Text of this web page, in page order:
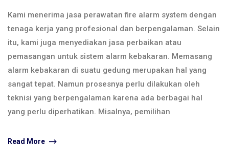
Kami menerima jasa perawatan fire alarm system dengan
tenaga kerja yang profesional dan berpengalaman. Selain
itu, kami juga menyediakan jasa perbaikan atau
pemasangan untuk sistem alarm kebakaran. Memasang
alarm kebakaran di suatu gedung merupakan hal yang
sangat tepat. Namun prosesnya perlu dilakukan oleh
teknisi yang berpengalaman karena ada berbagai hal
yang perlu diperhatikan. Misalnya, pemilihan
Read More